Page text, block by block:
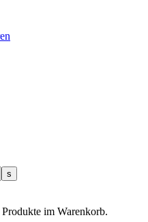
im Warenkorb.